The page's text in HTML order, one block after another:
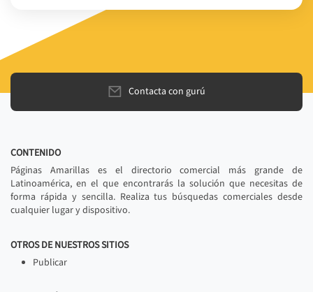
Contacta con gurú
CONTENIDO
Páginas Amarillas es el directorio comercial más grande de
Latinoamérica, en el que encontrarás la solución que necesitas de
forma rápida y sencilla. Realiza tus búsquedas comerciales desde
cualquier lugar y dispositivo.
OTROS DE NUESTROS SITIOS
Publicar